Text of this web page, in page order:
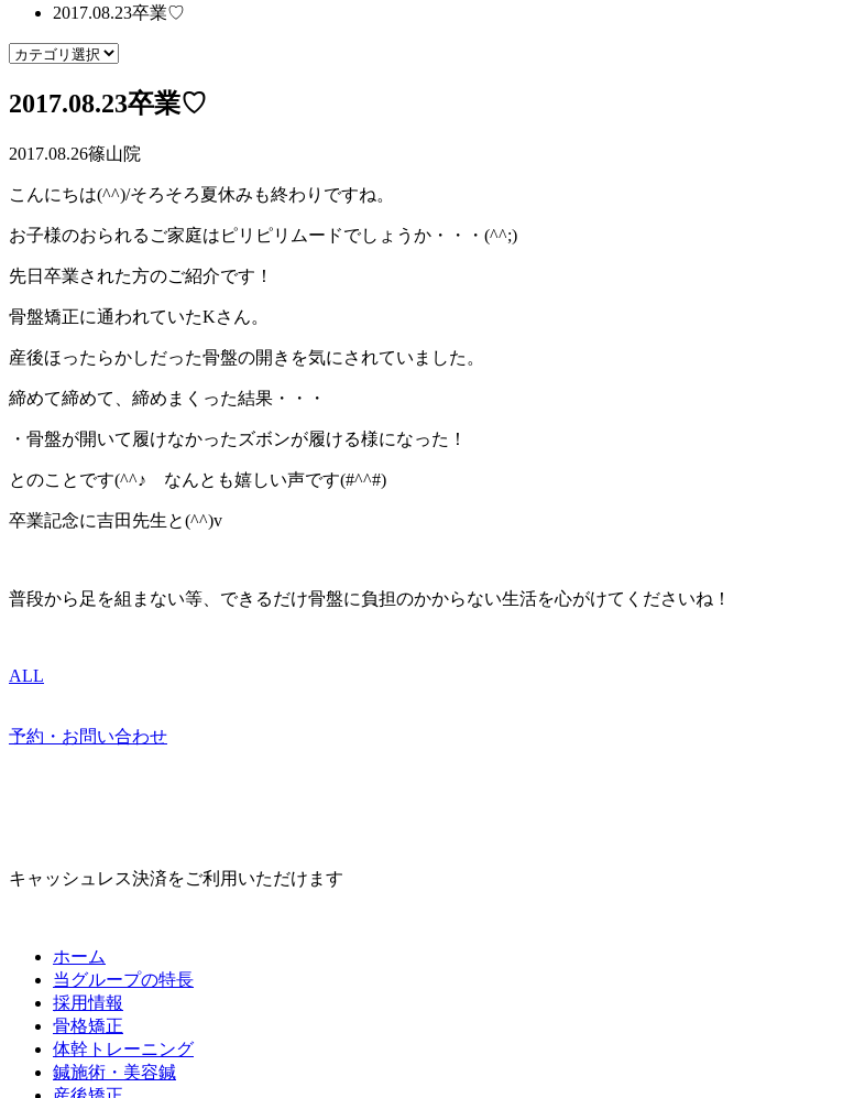
2017.08.23卒業♡
2017.08.23卒業♡
2017.08.26篠山院
こんにちは(^^)/そろそろ夏休みも終わりですね。
お子様のおられるご家庭はピリピリムードでしょうか・・・(^^;)
先日卒業された方のご紹介です！
骨盤矯正に通われていたKさん。
産後ほったらかしだった骨盤の開きを気にされていました。
締めて締めて、締めまくった結果・・・
・骨盤が開いて履けなかったズボンが履ける様になった！
とのことです(^^♪ なんとも嬉しい声です(#^^#)
卒業記念に吉田先生と(^^)v
普段から足を組まない等、できるだけ骨盤に負担のかからない生活を心がけてくださいね！
ALL
予約・お問い合わせ
キャッシュレス決済をご利用いただけます
ホーム
当グループの特長
採用情報
骨格矯正
体幹トレーニング
鍼施術・美容鍼